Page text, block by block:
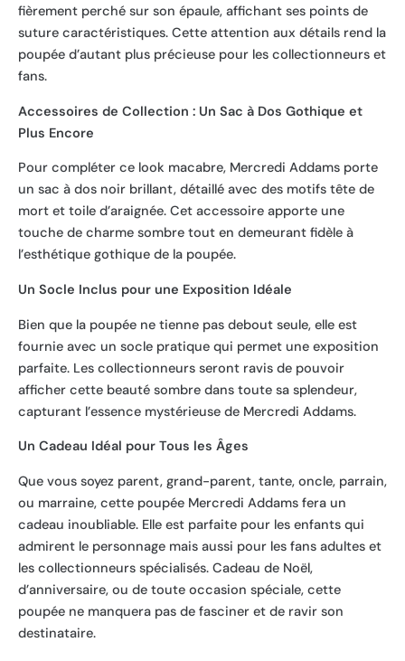
fièrement perché sur son épaule, affichant ses points de
suture caractéristiques. Cette attention aux détails rend la
poupée d’autant plus précieuse pour les collectionneurs et
fans.
Accessoires de Collection : Un Sac à Dos Gothique et
Plus Encore
Pour compléter ce look macabre, Mercredi Addams porte
un sac à dos noir brillant, détaillé avec des motifs tête de
mort et toile d’araignée. Cet accessoire apporte une
touche de charme sombre tout en demeurant fidèle à
l’esthétique gothique de la poupée.
Un Socle Inclus pour une Exposition Idéale
Bien que la poupée ne tienne pas debout seule, elle est
fournie avec un socle pratique qui permet une exposition
parfaite. Les collectionneurs seront ravis de pouvoir
afficher cette beauté sombre dans toute sa splendeur,
capturant l’essence mystérieuse de Mercredi Addams.
Un Cadeau Idéal pour Tous les Âges
Que vous soyez parent, grand-parent, tante, oncle, parrain,
ou marraine, cette poupée Mercredi Addams fera un
cadeau inoubliable. Elle est parfaite pour les enfants qui
admirent le personnage mais aussi pour les fans adultes et
les collectionneurs spécialisés. Cadeau de Noël,
d’anniversaire, ou de toute occasion spéciale, cette
poupée ne manquera pas de fasciner et de ravir son
destinataire.